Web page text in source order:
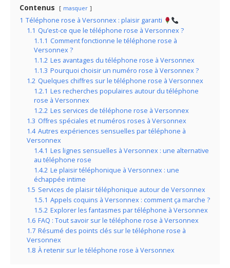
Contenus masquer
1 Téléphone rose à Versonnex : plaisir garanti
1.1 Qu’est-ce que le téléphone rose à Versonnex ?
1.1.1 Comment fonctionne le téléphone rose à
Versonnex ?
1.1.2 Les avantages du téléphone rose à Versonnex
1.1.3 Pourquoi choisir un numéro rose à Versonnex ?
1.2 Quelques chiffres sur le téléphone rose à Versonnex
1.2.1 Les recherches populaires autour du téléphone
rose à Versonnex
1.2.2 Les services de téléphone rose à Versonnex
1.3 Offres spéciales et numéros roses à Versonnex
1.4 Autres expériences sensuelles par téléphone à
Versonnex
1.4.1 Les lignes sensuelles à Versonnex : une alternative
au téléphone rose
1.4.2 Le plaisir téléphonique à Versonnex : une
échappée intime
1.5 Services de plaisir téléphonique autour de Versonnex
1.5.1 Appels coquins à Versonnex : comment ça marche ?
1.5.2 Explorer les fantasmes par téléphone à Versonnex
1.6 FAQ : Tout savoir sur le téléphone rose à Versonnex
1.7 Résumé des points clés sur le téléphone rose à
Versonnex
1.8 À retenir sur le téléphone rose à Versonnex